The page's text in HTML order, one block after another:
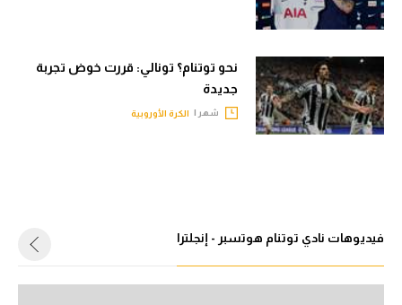
نحو توتنام؟ تونالي: قررت خوض تجربة
جديدة
شهر | الكرة الأوروبية
فيديوهات نادي توتنام هوتسبر - إنجلترا